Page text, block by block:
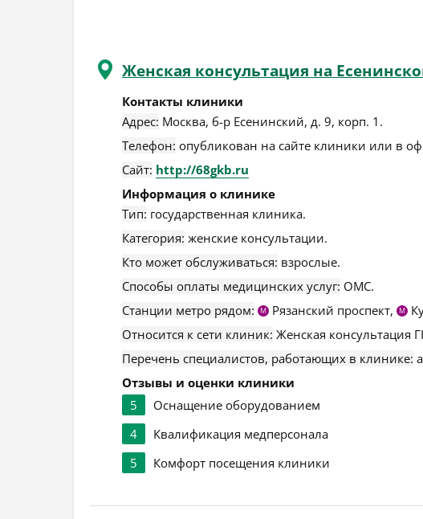
Женская консультация на
Контакты клиники
Адрес: Москва, б-р Есенинский, д. 9, корп. 1 .
Телефон: опубликован на сайте клиники или в
Сайт: http://68gkb.ru
Информация о клинике
Тип: государственная клиника.
Категория: женские консультации.
Кто может обслуживаться: взрослые.
Способы оплаты медицинских услуг: ОМС.
Станции метро рядом:
М Рязанский проспект, М
Относится к сети клиник: Женская консультация
Перечень специалистов, работающих в клинике:
Отзывы и оценки клиники
5
Оснащение оборудованием
4
Квалификация медперсонала
5
Комфорт посещения клиники